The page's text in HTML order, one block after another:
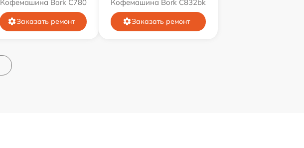
Кофемашина Bork C780
Заказать ремонт
Кофемашина Bork C832bk
Заказать ремонт